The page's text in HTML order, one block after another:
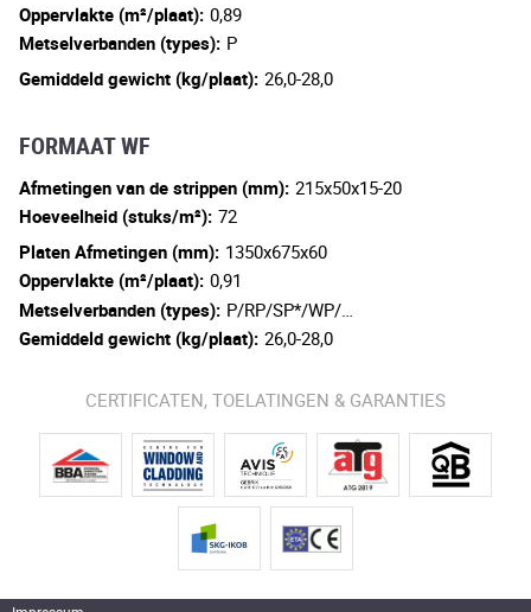
Oppervlakte (m²/plaat): 0,89
Metselverbanden (types): P
Gemiddeld gewicht (kg/plaat): 26,0-28,0
FORMAAT WF
Afmetingen van de strippen (mm): 215x50x15-20
Hoeveelheid (stuks/m²): 72
Platen Afmetingen (mm): 1350x675x60
Oppervlakte (m²/plaat): 0,91
Metselverbanden (types): P/RP/SP*/WP/…
Gemiddeld gewicht (kg/plaat): 26,0-28,0
CERTIFICATEN, TOELATINGEN & GARANTIES